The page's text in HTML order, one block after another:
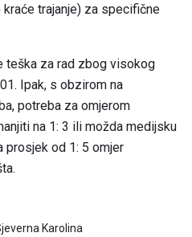
trajanje) za specifične
teška za rad zbog visokog
Ipak, s obzirom na
potreba za omjerom
na 1: 3 ili možda medijsku
prosjek od 1: 5 omjer
Karolina